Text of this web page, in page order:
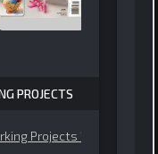
PROJECTS
Projects 1995 №03 (45)